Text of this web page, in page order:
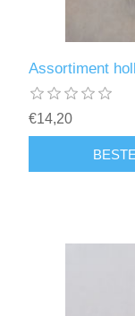
Assortiment
€14,20